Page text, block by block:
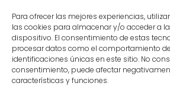
Para ofrecer las mejores experiencias,
las cookies para almacenar y/o acceder a
dispositivo. El consentimiento de estas
procesar datos como el comportamiento
identificaciones únicas en este sitio. No
consentimiento, puede afectar
características y funciones.
Contacto
C/Gibraltar,14
37008-Salamanca